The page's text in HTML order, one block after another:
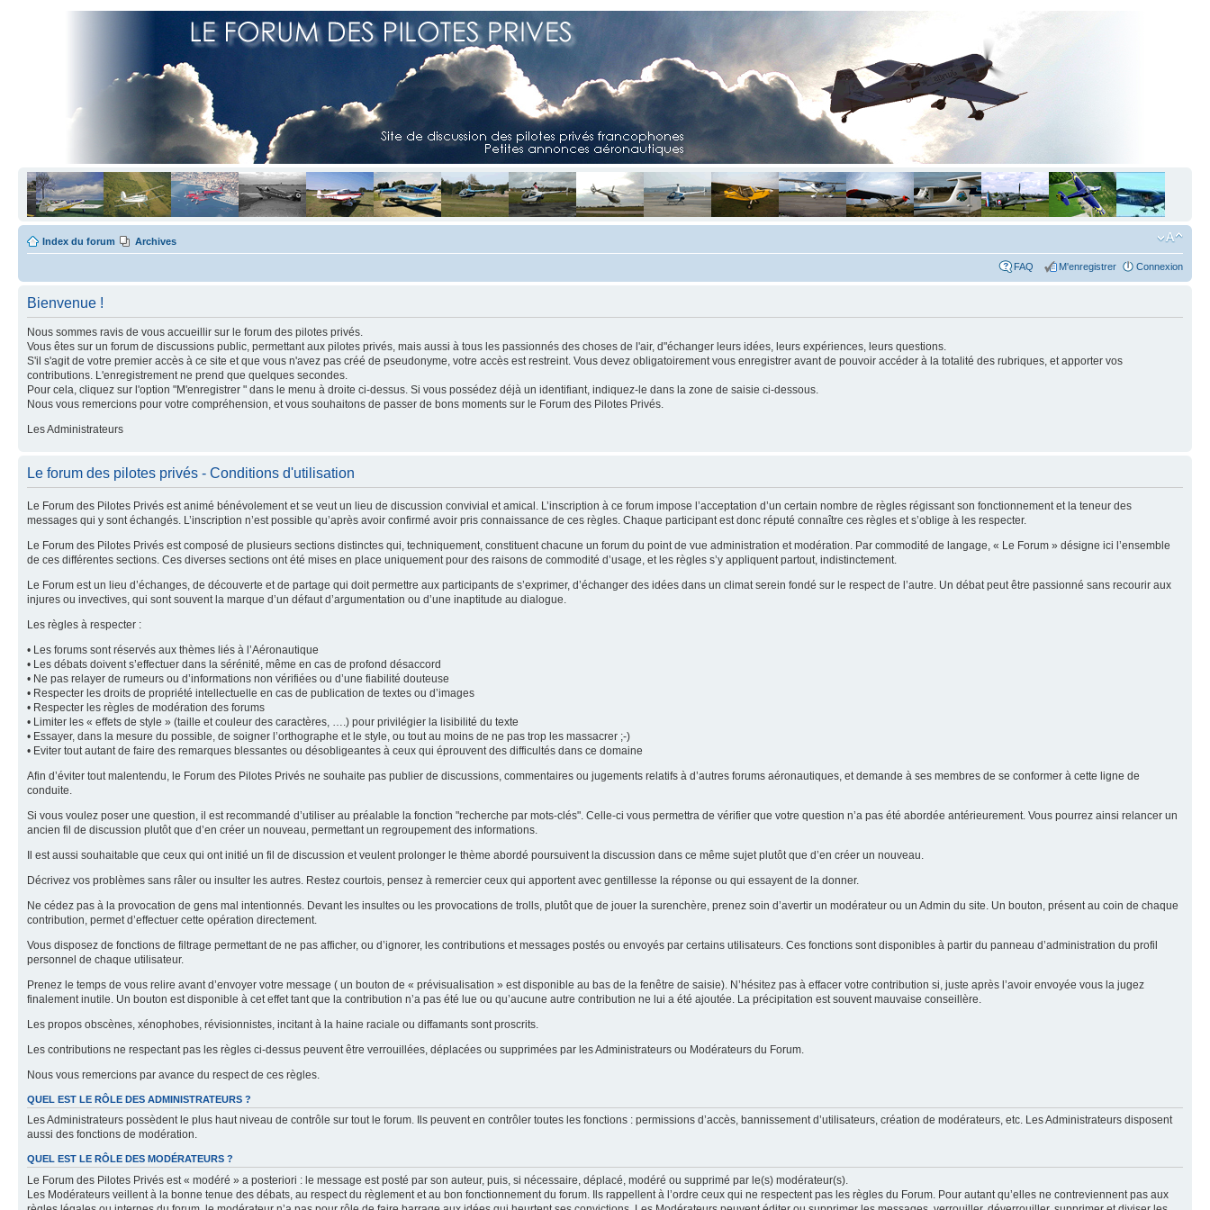
Index du forum Archives
FAQ M'enregistrer Connexion
Bienvenue !
Nous sommes ravis de vous accueillir sur le forum des pilotes privés.
Vous êtes sur un forum de discussions public, permettant aux pilotes privés, mais aussi à tous les passionnés des choses de l'air, d"échanger leurs idées, leurs expériences, leurs questions.
S'il s'agit de votre premier accès à ce site et que vous n'avez pas créé de pseudonyme, votre accès est restreint. Vous devez obligatoirement vous enregistrer avant de pouvoir accéder à la totalité des rubriques, et apporter vos
contributions. L'enregistrement ne prend que quelques secondes.
Pour cela, cliquez sur l'option "M'enregistrer " dans le menu à droite ci-dessus. Si vous possédez déjà un identifiant, indiquez-le dans la zone de saisie ci-dessous.
Nous vous remercions pour votre compréhension, et vous souhaitons de passer de bons moments sur le Forum des Pilotes Privés.
Les Administrateurs
Le forum des pilotes privés - Conditions d'utilisation
Le Forum des Pilotes Privés est animé bénévolement et se veut un lieu de discussion convivial et amical. L’inscription à ce forum impose l’acceptation d’un certain nombre de règles régissant son fonctionnement et la teneur des
messages qui y sont échangés. L’inscription n’est possible qu’après avoir confirmé avoir pris connaissance de ces règles. Chaque participant est donc réputé connaître ces règles et s’oblige à les respecter.
Le Forum des Pilotes Privés est composé de plusieurs sections distinctes qui, techniquement, constituent chacune un forum du point de vue administration et modération. Par commodité de langage, « Le Forum » désigne ici l’ensemble
de ces différentes sections. Ces diverses sections ont été mises en place uniquement pour des raisons de commodité d’usage, et les règles s’y appliquent partout, indistinctement.
Le Forum est un lieu d’échanges, de découverte et de partage qui doit permettre aux participants de s’exprimer, d’échanger des idées dans un climat serein fondé sur le respect de l’autre. Un débat peut être passionné sans recourir aux
injures ou invectives, qui sont souvent la marque d’un défaut d’argumentation ou d’une inaptitude au dialogue.
Les règles à respecter :
• Les forums sont réservés aux thèmes liés à l’Aéronautique
• Les débats doivent s’effectuer dans la sérénité, même en cas de profond désaccord
• Ne pas relayer de rumeurs ou d’informations non vérifiées ou d’une fiabilité douteuse
• Respecter les droits de propriété intellectuelle en cas de publication de textes ou d’images
• Respecter les règles de modération des forums
• Limiter les « effets de style » (taille et couleur des caractères, ….) pour privilégier la lisibilité du texte
• Essayer, dans la mesure du possible, de soigner l’orthographe et le style, ou tout au moins de ne pas trop les massacrer ;-)
• Eviter tout autant de faire des remarques blessantes ou désobligeantes à ceux qui éprouvent des difficultés dans ce domaine
Afin d’éviter tout malentendu, le Forum des Pilotes Privés ne souhaite pas publier de discussions, commentaires ou jugements relatifs à d’autres forums aéronautiques, et demande à ses membres de se conformer à cette ligne de
conduite.
Si vous voulez poser une question, il est recommandé d’utiliser au préalable la fonction "recherche par mots-clés". Celle-ci vous permettra de vérifier que votre question n’a pas été abordée antérieurement. Vous pourrez ainsi relancer un
ancien fil de discussion plutôt que d’en créer un nouveau, permettant un regroupement des informations.
Il est aussi souhaitable que ceux qui ont initié un fil de discussion et veulent prolonger le thème abordé poursuivent la discussion dans ce même sujet plutôt que d’en créer un nouveau.
Décrivez vos problèmes sans râler ou insulter les autres. Restez courtois, pensez à remercier ceux qui apportent avec gentillesse la réponse ou qui essayent de la donner.
Ne cédez pas à la provocation de gens mal intentionnés. Devant les insultes ou les provocations de trolls, plutôt que de jouer la surenchère, prenez soin d’avertir un modérateur ou un Admin du site. Un bouton, présent au coin de chaque
contribution, permet d’effectuer cette opération directement.
Vous disposez de fonctions de filtrage permettant de ne pas afficher, ou d’ignorer, les contributions et messages postés ou envoyés par certains utilisateurs. Ces fonctions sont disponibles à partir du panneau d’administration du profil
personnel de chaque utilisateur.
Prenez le temps de vous relire avant d’envoyer votre message ( un bouton de « prévisualisation » est disponible au bas de la fenêtre de saisie). N’hésitez pas à effacer votre contribution si, juste après l’avoir envoyée vous la jugez
finalement inutile. Un bouton est disponible à cet effet tant que la contribution n’a pas été lue ou qu’aucune autre contribution ne lui a été ajoutée. La précipitation est souvent mauvaise conseillère.
Les propos obscènes, xénophobes, révisionnistes, incitant à la haine raciale ou diffamants sont proscrits.
Les contributions ne respectant pas les règles ci-dessus peuvent être verrouillées, déplacées ou supprimées par les Administrateurs ou Modérateurs du Forum.
Nous vous remercions par avance du respect de ces règles.
QUEL EST LE RÔLE DES ADMINISTRATEURS ?
Les Administrateurs possèdent le plus haut niveau de contrôle sur tout le forum. Ils peuvent en contrôler toutes les fonctions : permissions d’accès, bannissement d’utilisateurs, création de modérateurs, etc. Les Administrateurs disposent
aussi des fonctions de modération.
QUEL EST LE RÔLE DES MODÉRATEURS ?
Le Forum des Pilotes Privés est « modéré » a posteriori : le message est posté par son auteur, puis, si nécessaire, déplacé, modéré ou supprimé par le(s) modérateur(s).
Les Modérateurs veillent à la bonne tenue des débats, au respect du règlement et au bon fonctionnement du forum. Ils rappellent à l’ordre ceux qui ne respectent pas les règles du Forum. Pour autant qu’elles ne contreviennent pas aux